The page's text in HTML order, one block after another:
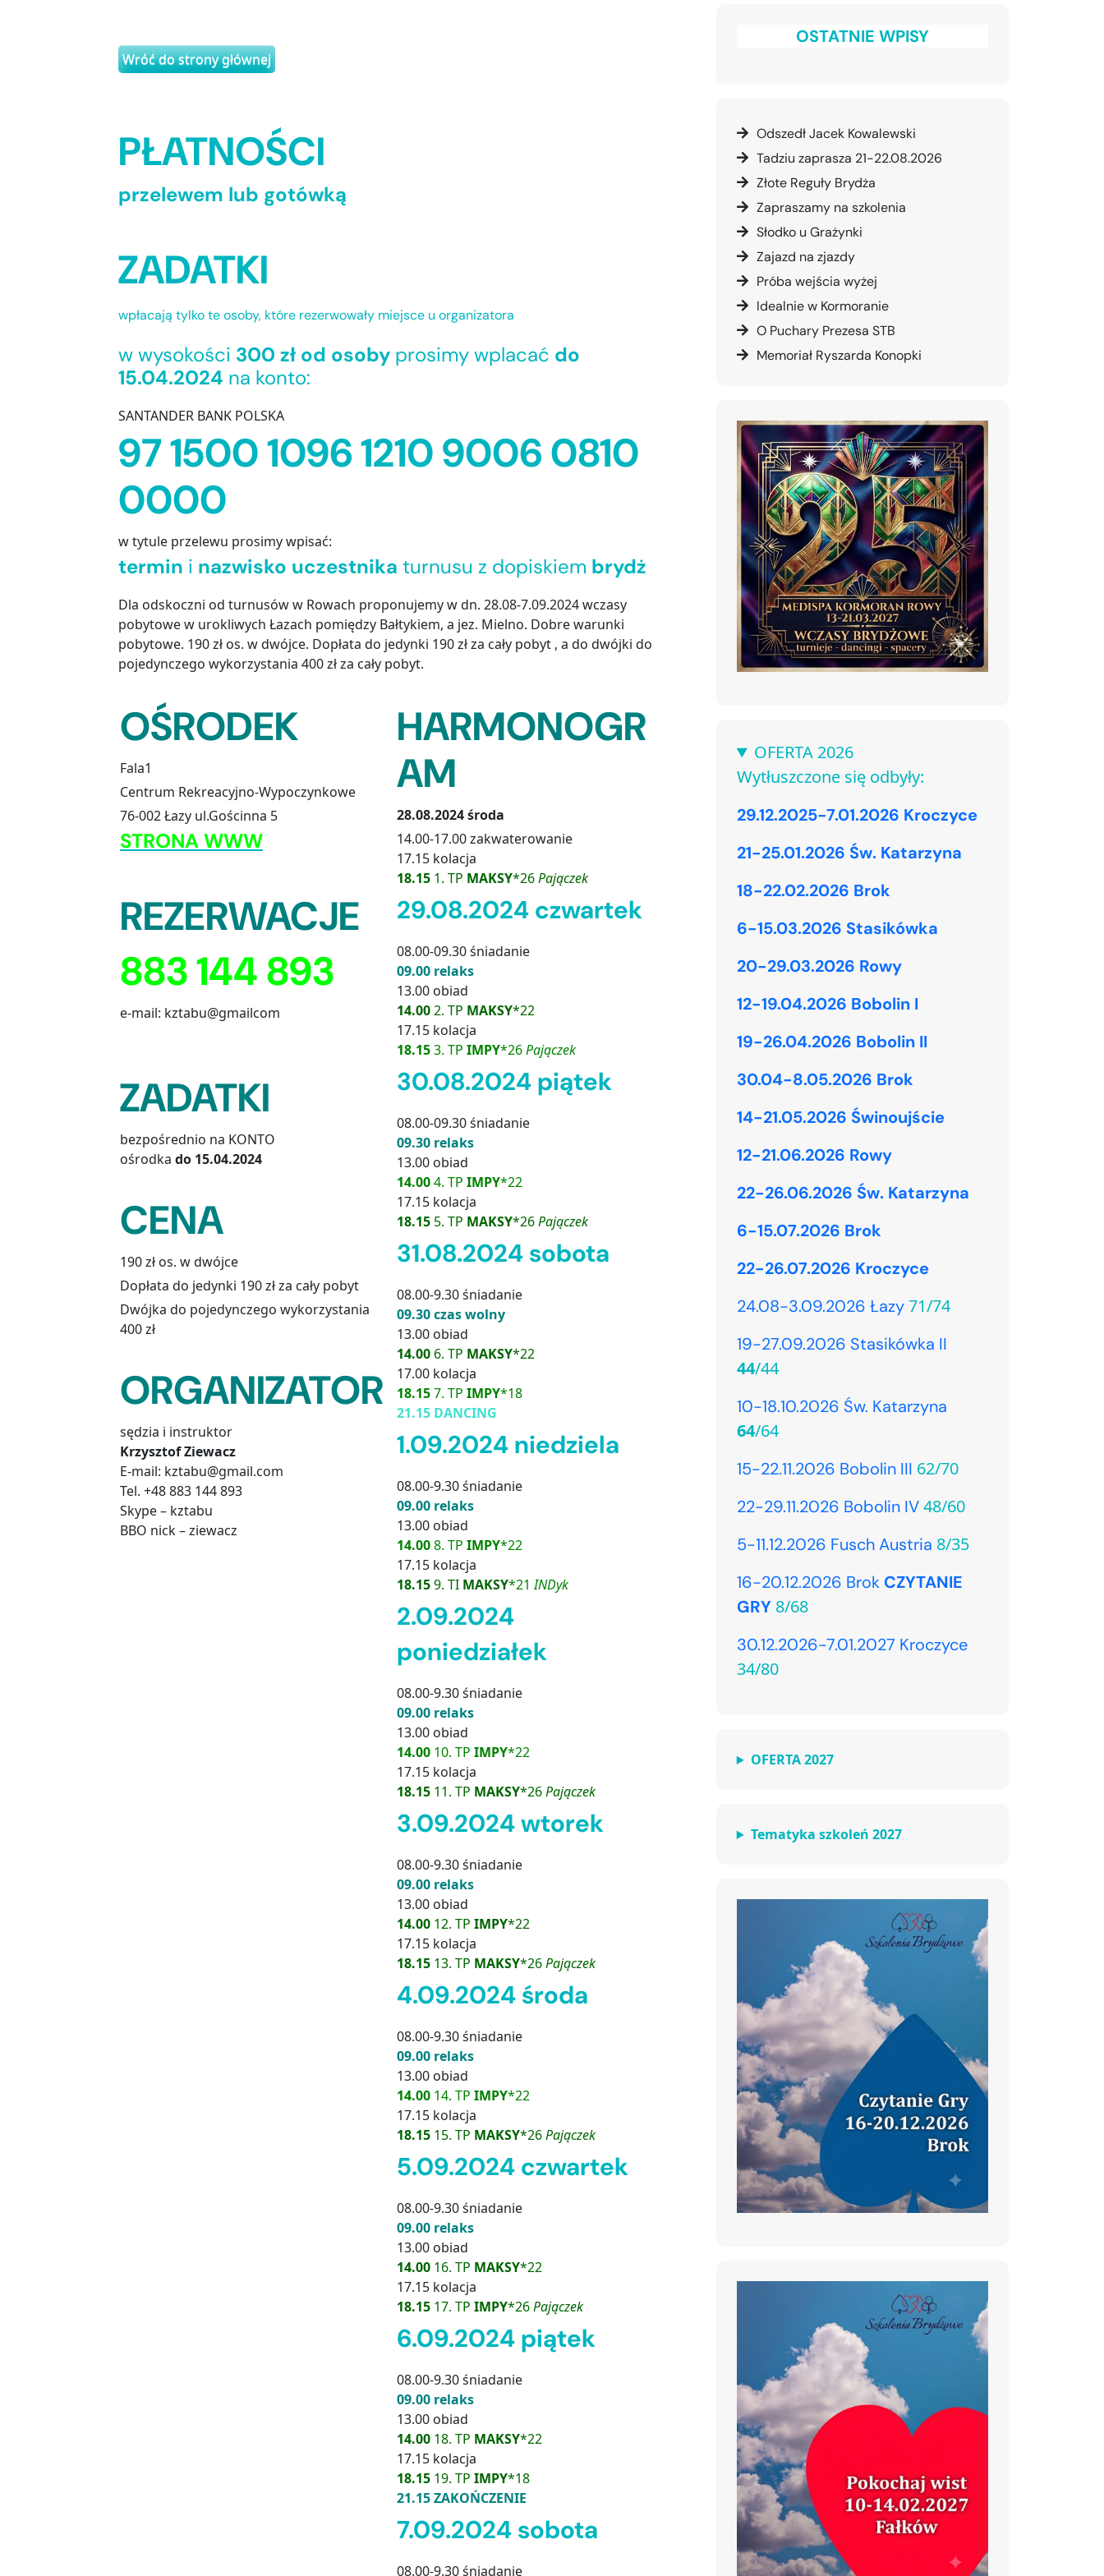
Wróć do strony głównej
PŁATNOŚCI
przelewem lub gotówką
ZADATKI
wpłacają tylko te osoby, które rezerwowały miejsce u organizatora
w wysokości 300 zł od osoby prosimy wplacać do
15.04.2024 na konto:
SANTANDER BANK POLSKA
97 1500 1096 1210 9006 0810
0000
w tytule przelewu prosimy wpisać:
termin i nazwisko uczestnika turnusu z dopiskiem brydż
Dla odskoczni od turnusów w Rowach proponujemy w dn. 28.08-7.09.2024 wczasy
pobytowe w urokliwych Łazach pomiędzy Bałtykiem, a jez. Mielno. Dobre warunki
pobytowe. 190 zł os. w dwójce. Dopłata do jedynki 190 zł za cały pobyt , a do dwójki do
pojedynczego wykorzystania 400 zł za cały pobyt.
OŚRODEK
Fala1
Centrum Rekreacyjno-Wypoczynkowe
76-002 Łazy ul.Gościnna 5
STRONA WWW
REZERWACJE
883 144 893
e-mail: kztabu@gmailcom
ZADATKI
bezpośrednio na KONTO
ośrodka do 15.04.2024
CENA
190 zł os. w dwójce
Dopłata do jedynki 190 zł za cały pobyt
Dwójka do pojedynczego wykorzystania
400 zł
ORGANIZATOR
sędzia i instruktor
Krzysztof Ziewacz
E-mail: kztabu@gmail.com
Tel. +48 883 144 893
Skype – kztabu
BBO nick – ziewacz
HARMONOGR
AM
28.08.2024 środa
14.00-17.00 zakwaterowanie
17.15 kolacja
18.15 1. TP MAKSY*26Pajączek
29.08.2024 czwartek
08.00-09.30 śniadanie
09.00 relaks
13.00 obiad
14.002. TP MAKSY*22
17.15 kolacja
18.153. TP IMPY*26Pajączek
30.08.2024 piątek
08.00-09.30 śniadanie
09.30 relaks
13.00 obiad
14.004. TP IMPY*22
17.15 kolacja
18.15 5. TP MAKSY*26Pajączek
31.08.2024 sobota
08.00-9.30 śniadanie
09.30 czas wolny
13.00 obiad
14.00 6. TP MAKSY*22
17.00 kolacja
18.157. TP IMPY*18
21.15 DANCING
1.09.2024 niedziela
08.00-9.30 śniadanie
09.00 relaks
13.00 obiad
14.008. TP IMPY*22
17.15 kolacja
18.159. TI MAKSY*21INDyk
2.09.2024
poniedziałek
08.00-9.30 śniadanie
09.00 relaks
13.00 obiad
14.00 10. TP IMPY*22
17.15 kolacja
18.15 11. TP MAKSY*26Pajączek
3.09.2024 wtorek
08.00-9.30 śniadanie
09.00 relaks
13.00 obiad
14.00 12. TP IMPY*22
17.15 kolacja
18.15 13. TP MAKSY*26Pajączek
4.09.2024 środa
08.00-9.30 śniadanie
09.00 relaks
13.00 obiad
14.00 14. TP IMPY*22
17.15 kolacja
18.15 15. TP MAKSY*26Pajączek
5.09.2024 czwartek
08.00-9.30 śniadanie
09.00 relaks
13.00 obiad
14.00 16. TP MAKSY*22
17.15 kolacja
18.15 17. TP IMPY*26Pajączek
6.09.2024 piątek
08.00-9.30 śniadanie
09.00 relaks
13.00 obiad
14.00 18. TP MAKSY*22
17.15 kolacja
18.15 19. TP IMPY*18
21.15 ZAKOŃCZENIE
7.09.2024 sobota
08.00-9.30 śniadanie
OSTATNIE WPISY
Odszedł Jacek Kowalewski
Tadziu zaprasza 21-22.08.2026
Złote Reguły Brydża
Zapraszamy na szkolenia
Słodko u Grażynki
Zajazd na zjazdy
Próba wejścia wyżej
Idealnie w Kormoranie
O Puchary Prezesa STB
Memoriał Ryszarda Konopki
OFERTA 2026
Wytłuszczone się odbyły:
29.12.2025-7.01.2026 Kroczyce
21-25.01.2026 Św. Katarzyna
18-22.02.2026 Brok
6-15.03.2026 Stasikówka
20-29.03.2026 Rowy
12-19.04.2026 Bobolin I
19-26.04.2026 Bobolin II
30.04-8.05.2026 Brok
14-21.05.2026 Świnoujście
12-21.06.2026 Rowy
22-26.06.2026 Św. Katarzyna
6-15.07.2026 Brok
22-26.07.2026 Kroczyce
24.08-3.09.2026 Łazy71/74
19-27.09.2026 Stasikówka II
44/44
10-18.10.2026 Św. Katarzyna
64/64
15-22.11.2026 Bobolin III 62/70
22-29.11.2026 Bobolin IV48/60
5-11.12.2026 Fusch Austria 8/35
16-20.12.2026 Brok CZYTANIE
GRY8/68
30.12.2026-7.01.2027 Kroczyce
34/80
OFERTA 2027
Tematyka szkoleń 2027